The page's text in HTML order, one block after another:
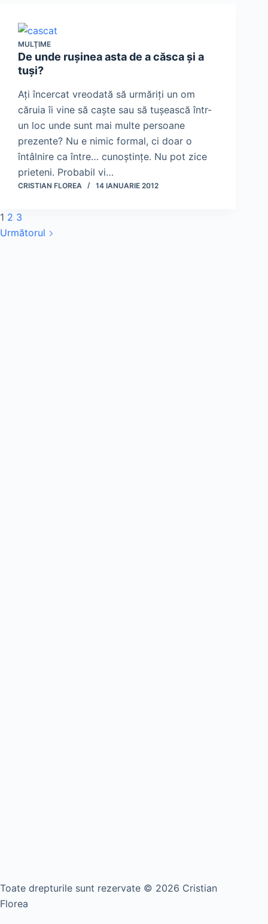
MULŢIME
De unde ruşinea asta de a căsca şi a
tuşi?
Aţi încercat vreodată să urmăriţi un om
căruia îi vine să caşte sau să tuşească într-
un loc unde sunt mai multe persoane
prezente? Nu e nimic formal, ci doar o
întâlnire ca între… cunoştinţe. Nu pot zice
prieteni. Probabil vi…
CRISTIAN FLOREA 14 IANUARIE 2012
1 2 3
Următorul
Toate drepturile sunt rezervate © 2026 Cristian
Florea